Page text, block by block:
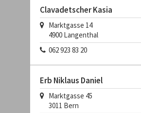
Clavadetscher Kasia
Marktgasse 14
4900 Langenthal
062 923 83 20
Erb Niklaus Daniel
Marktgasse 45
3011 Bern